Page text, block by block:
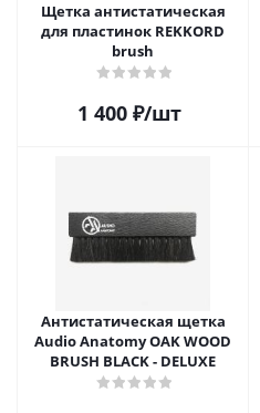
Щетка антистатическая
для пластинок REKKORD
brush
1 400₽/шт
Антистатическая щетка
Audio Anatomy OAK WOOD
BRUSH BLACK - DELUXE